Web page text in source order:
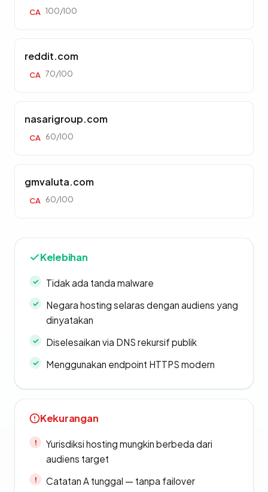
CA 100/100
reddit.com
CA 70/100
nasarigroup.com
CA 60/100
gmvaluta.com
CA 60/100
Kelebihan
Tidak ada tanda malware
Negara hosting selaras dengan audiens yang
dinyatakan
Diselesaikan via DNS rekursif publik
Menggunakan endpoint HTTPS modern
Kekurangan
Yurisdiksi hosting mungkin berbeda dari
audiens target
Catatan A tunggal — tanpa failover